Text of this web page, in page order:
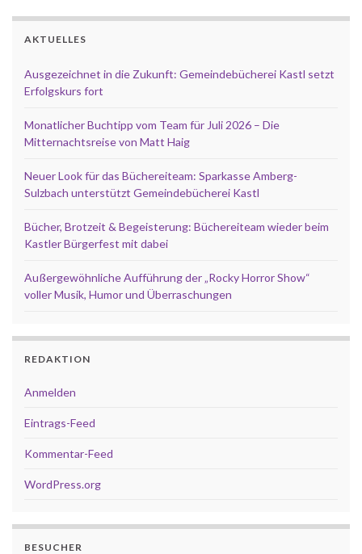
AKTUELLES
Ausgezeichnet in die Zukunft: Gemeindebücherei Kastl setzt
Erfolgskurs fort
Monatlicher Buchtipp vom Team für Juli 2026 – Die
Mitternachtsreise von Matt Haig
Neuer Look für das Büchereiteam: Sparkasse Amberg-
Sulzbach unterstützt Gemeindebücherei Kastl
Bücher, Brotzeit & Begeisterung: Büchereiteam wieder beim
Kastler Bürgerfest mit dabei
Außergewöhnliche Aufführung der „Rocky Horror Show“
voller Musik, Humor und Überraschungen
REDAKTION
Anmelden
Eintrags-Feed
Kommentar-Feed
WordPress.org
BESUCHER